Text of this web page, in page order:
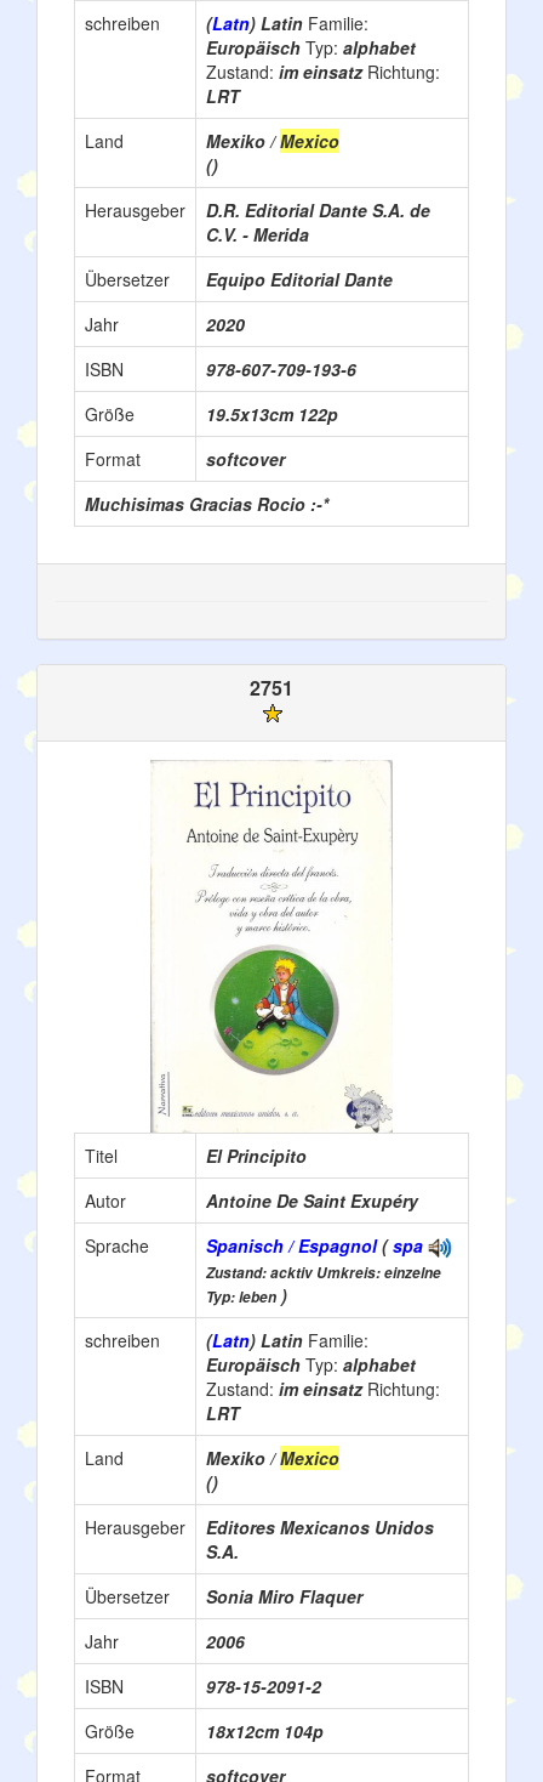
schreiben
(Latn) Latin Familie:
Europäisch Typ: alphabet
Zustand: im einsatz Richtung:
LRT
Land
Mexiko /Mexico
()
Herausgeber
D.R. Editorial Dante S.A. de
C.V. - Merida
Übersetzer
Equipo Editorial Dante
Jahr
2020
ISBN
978-607-709-193-6
Größe
19.5x13cm 122p
Format
softcover
Muchisimas Gracias Rocio :-*
2751
Titel
El Principito
Autor
Antoine De Saint Exupéry
Sprache
Spanisch / Espagnol(spa
Zustand: acktiv Umkreis: einzelne
Typ: leben )
schreiben
(Latn) Latin Familie:
Europäisch Typ: alphabet
Zustand: im einsatz Richtung:
LRT
Land
Mexiko /Mexico
()
Herausgeber
Editores Mexicanos Unidos
S.A.
Übersetzer
Sonia Miro Flaquer
Jahr
2006
ISBN
978-15-2091-2
Größe
18x12cm 104p
Format
softcover